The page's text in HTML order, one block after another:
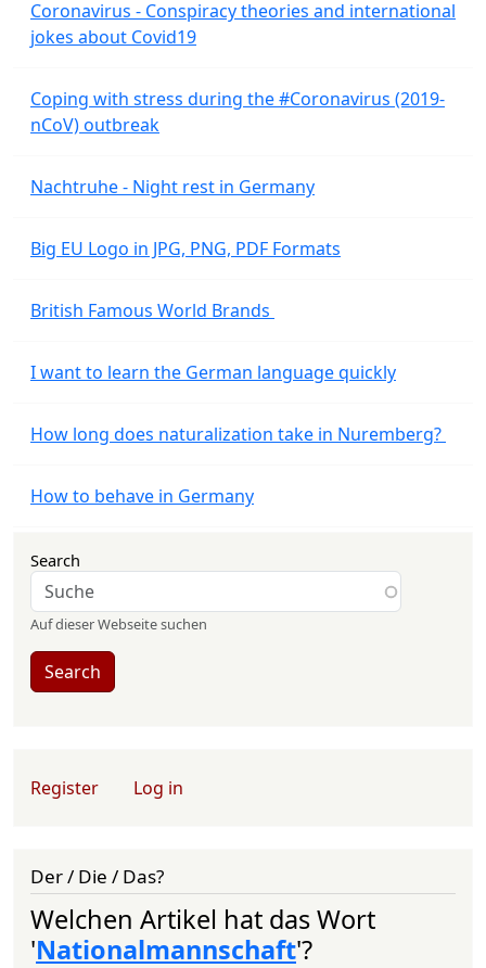
Coronavirus - Conspiracy theories and international
jokes about Covid19
Coping with stress during the #Coronavirus (2019-
nCoV) outbreak
Nachtruhe - Night rest in Germany
Big EU Logo in JPG, PNG, PDF Formats
British Famous World Brands
I want to learn the German language quickly
How long does naturalization take in Nuremberg?
How to behave in Germany
Search
Auf dieser Webseite suchen
Search
User account menu
Register Log in
Der / Die / Das?
Welchen Artikel hat das Wort
'Nationalmannschaft'?